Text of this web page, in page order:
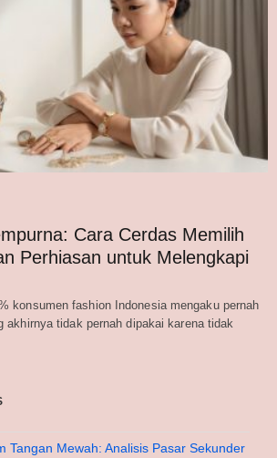
Cara Cerdas Memilih
Perhiasan untuk Melengkapi
konsumen fashion Indonesia mengaku pernah
akhirnya tidak pernah dipakai karena tidak
Tangan Mewah: Analisis Pasar Sekunder